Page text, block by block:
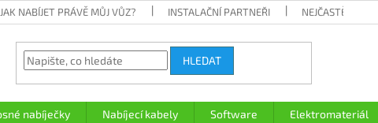
JAK NABÍJET PRÁVĚ MŮJ VŮZ? INSTALAČNÍ PARTNEŘI NEJČASTĚJŠÍ
HLEDAT
nabíječky Nabíjecí kabely Software Elektromateriál